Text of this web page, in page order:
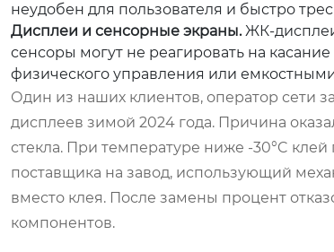
неудобен для пользователя и быстро
Дисплеи и сенсорные экраны.ЖК-дисплеи
сенсоры могут не реагировать на
физического управления или
Один из наших клиентов, оператор сети
дисплеев зимой 2024 года. Причина
стекла. При температуре ниже -30°C
поставщика на завод, использующий
вместо клея. После замены процент
компонентов.